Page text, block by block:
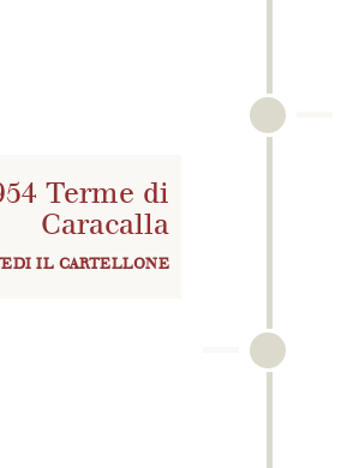
Terme di
Caracalla
IL CARTELLONE